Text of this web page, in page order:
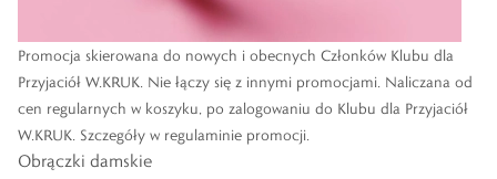
Promocja skierowana do nowych i obecnych Członków Klubu dla
Przyjaciół W.KRUK. Nie łączy się z innymi promocjami. Naliczana od
cen regularnych w koszyku, po zalogowaniu do Klubu dla Przyjaciół
W.KRUK. Szczegóły w regulaminie promocji.
Obrączki damskie